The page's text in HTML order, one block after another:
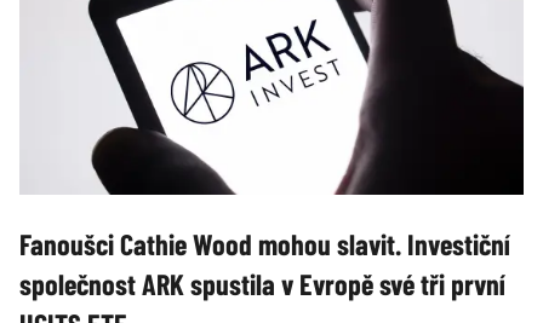
Fanoušci Cathie Wood mohou slavit. Investiční
společnost ARK spustila v Evropě své tři první